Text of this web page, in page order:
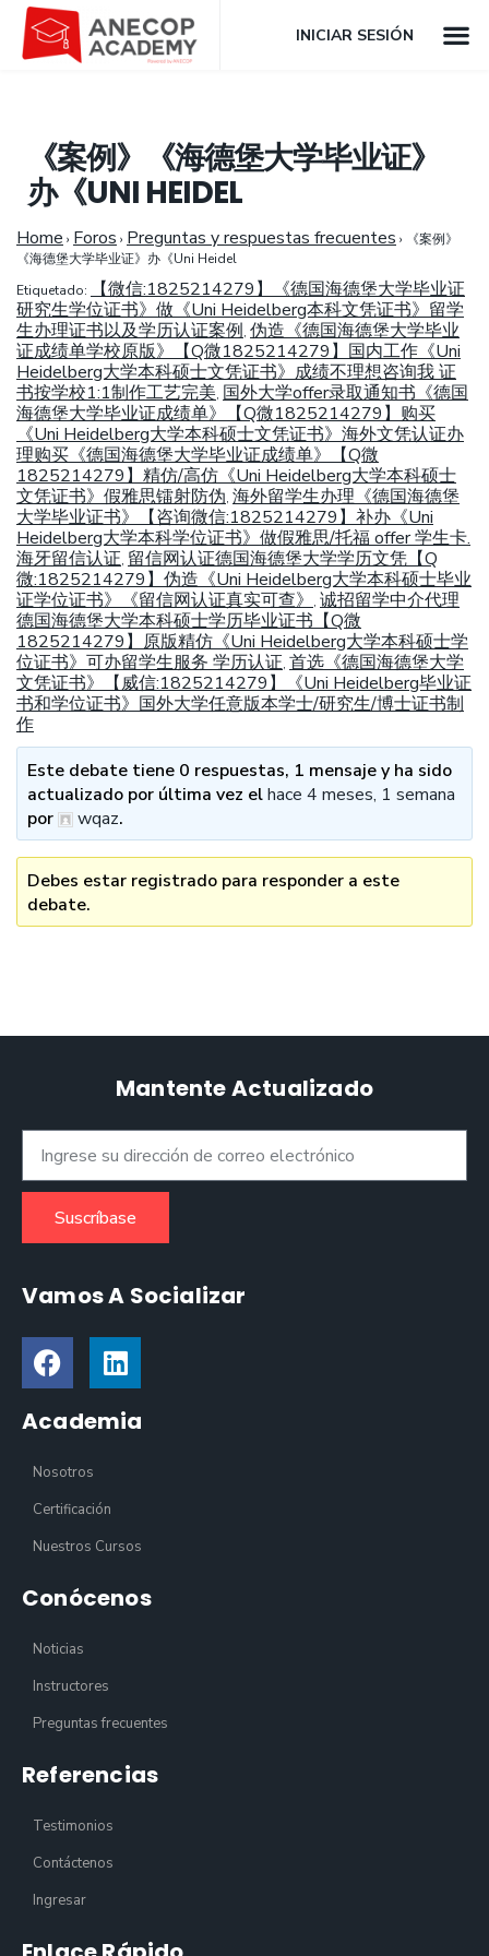
INICIAR SESIÓN
《案例》《海德堡大学毕业证》
办《UNI HEIDEL
Home › Foros › Preguntas y respuestas frecuentes ›
《案例》
《海德堡大学毕业证》办《Uni Heidel
Etiquetado:
【微信:1825214279】《德国海德堡大学毕业证
研究生学位证书》做《Uni Heidelberg本科文凭证书》留学
生办理证书以及学历认证案例, 伪造《德国海德堡大学毕业
证成绩单学校原版》【Q微1825214279】国内工作《Uni
Heidelberg大学本科硕士文凭证书》成绩不理想咨询我 证
书按学校1:1制作工艺完美, 国外大学offer录取通知书《德国
海德堡大学毕业证成绩单》【Q微1825214279】购买
《Uni Heidelberg大学本科硕士文凭证书》海外文凭认证办
理购买《德国海德堡大学毕业证成绩单》【Q微
1825214279】精仿/高仿《Uni Heidelberg大学本科硕士
文凭证书》假雅思镭射防伪, 海外留学生办理《德国海德堡
大学毕业证书》【咨询微信:1825214279】补办《Uni
Heidelberg大学本科学位证书》做假雅思/托福 offer 学生卡.
海牙留信认证, 留信网认证德国海德堡大学学历文凭【Q
微:1825214279】伪造《Uni Heidelberg大学本科硕士毕业
证学位证书》《留信网认证真实可查》
, 诚招留学中介代理
德国海德堡大学本科硕士学历毕业证书【Q微
1825214279】原版精仿《Uni Heidelberg大学本科硕士学
位证书》可办留学生服务 学历认证, 首选《德国海德堡大学
文凭证书》【威信:1825214279】《Uni Heidelberg毕业证
书和学位证书》国外大学任意版本学士/研究生/博士证书制
作
Este debate tiene 0 respuestas, 1 mensaje y ha sido
actualizado por última vez elhace 4 meses, 1 semana
por
wqaz.
Debes estar registrado para responder a este
debate.
Mantente Actualizado
Suscríbase
Vamos A Socializar
Academia
Nosotros
Certificación
Nuestros Cursos
Conócenos
Noticias
Instructores
Preguntas frecuentes
Referencias
Testimonios
Contáctenos
Ingresar